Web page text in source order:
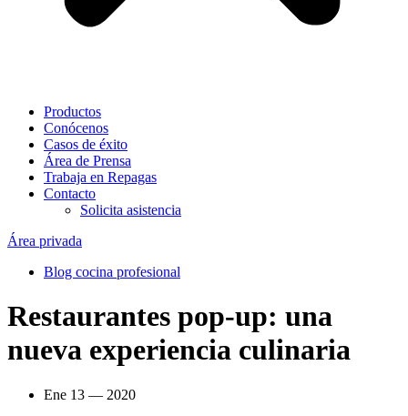
Productos
Conócenos
Casos de éxito
Área de Prensa
Trabaja en Repagas
Contacto
Solicita asistencia
Área privada
Blog cocina profesional
Restaurantes pop-up: una
nueva experiencia culinaria
Ene 13 — 2020